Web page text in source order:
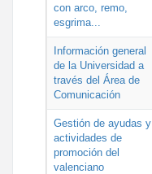
con arco, remo,
esgrima...
Información general
de la Universidad a
través del Área de
Comunicación
Gestión de ayudas y
actividades de
promoción del
valenciano